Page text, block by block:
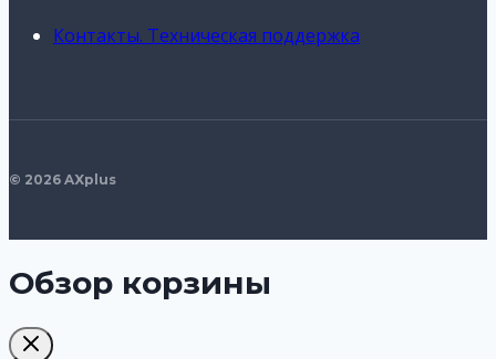
Контакты. Техническая поддержка
© 2026 AXplus
Обзор корзины